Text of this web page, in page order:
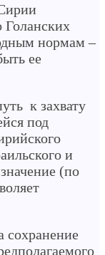
Голанских
нормам –
ее
к захвату
под
и
(по
сохранение